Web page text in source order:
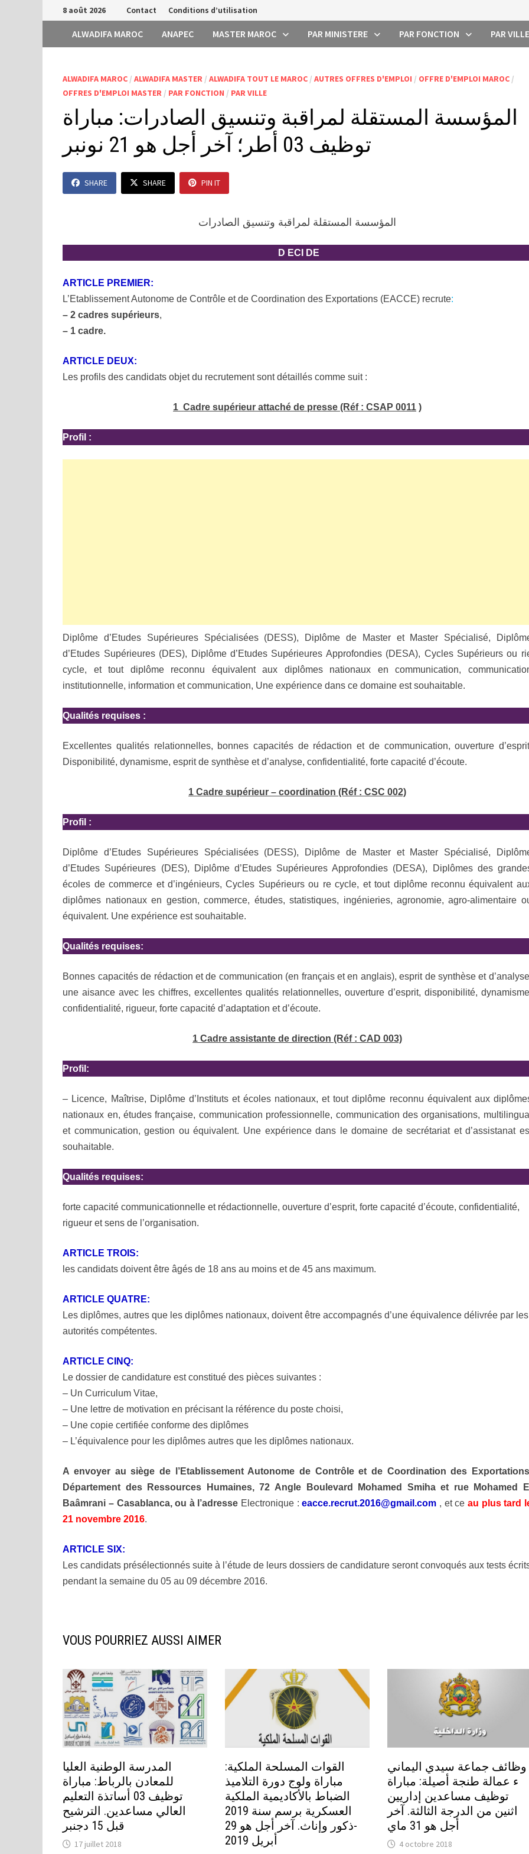
Passer
au
contenu
8 août 2026 Contact Conditions d’utilisation
ALWADIFA MAROC ANAPEC MASTER MAROC PAR MINISTERE PAR FONCTION PAR VILLE
ALWADIFA MAROC /ALWADIFA MASTER /ALWADIFA TOUT LE MAROC /AUTRES OFFRES D'EMPLOI / OFFRE D'EMPLOI MAROC /
OFFRES D'EMPLOI MASTER / PAR FONCTION / PAR VILLE
المؤسسة المستقلة لمراقبة وتنسيق الصادرات: مباراة
توظيف 03 أطر؛ آخر أجل هو 21 نونبر
SHARE SHARE PIN IT
المؤسسة المستقلة لمراقبة وتنسيق الصادرات
D ECI DE
ARTICLE PREMIER:
L’Etablissement Autonome de Contrôle et de Coordination des Exportations (EACCE) recrute:
– 2 cadres supérieurs,
– 1 cadre.
ARTICLE DEUX:
Les profils des candidats objet du recrutement sont détaillés comme suit:
1 Cadre supérieur attaché de presse (Réf : CSAP 0011 )
Profil :
Diplôme d’Etudes Supérieures Spécialisées (DESS), Diplôme de Master et Master Spécialisé,
d’Etudes Supérieures (DES), Diplôme d’Etudes Supérieures Approfondies (DESA), Cycles Supérieurs ou
cycle, et tout diplôme reconnu équivalent aux diplômes nationaux en communication,
institutionnelle, information et communication, Une expérience dans ce domaine est souhaitable.
Qualités requises :
Excellentes qualités relationnelles, bonnes capacités de rédaction et de communication, ouverture
Disponibilité, dynamisme, esprit de synthèse et d’analyse, confidentialité, forte capacité d’écoute.
1 Cadre supérieur – coordination (Réf : CSC 002)
Profil :
Diplôme d’Etudes Supérieures Spécialisées (DESS), Diplôme de Master et Master Spécialisé,
d’Etudes Supérieures (DES), Diplôme d’Etudes Supérieures Approfondies (DESA), Diplômes des
écoles de commerce et d’ingénieurs, Cycles Supérieurs ou re cycle, et tout diplôme reconnu équivalent
diplômes nationaux en gestion, commerce, études, statistiques, ingénieries, agronomie, agro-alimentaire
équivalent. Une expérience est souhaitable.
Qualités requises:
Bonnes capacités de rédaction et de communication (en français et en anglais), esprit de synthèse et
une aisance avec les chiffres, excellentes qualités relationnelles, ouverture d’esprit, disponibilité,
confidentialité, rigueur, forte capacité d’adaptation et d’écoute.
1 Cadre assistante de direction (Réf : CAD 003)
Profil:
– Licence, Maîtrise, Diplôme d’Instituts et écoles nationaux, et tout diplôme reconnu équivalent aux
nationaux en, études française, communication professionnelle, communication des organisations, multilingual
et communication, gestion ou équivalent. Une expérience dans le domaine de secrétariat et d’assistanat
souhaitable.
Qualités requises:
forte capacité communicationnelle et rédactionnelle, ouverture d’esprit, forte capacité d’écoute, confidentialité,
rigueur et sens de l’organisation.
ARTICLE TROIS:
les candidats doivent être âgés de 18 ans au moins et de 45 ans maximum.
ARTICLE QUATRE:
Les diplômes, autres que les diplômes nationaux, doivent être accompagnés d’une équivalence délivrée par les
autorités compétentes.
ARTICLE CINQ:
Le dossier de candidature est constitué des pièces suivantes :
– Un Curriculum Vitae,
– Une lettre de motivation en précisant la référence du poste choisi,
– Une copie certifiée conforme des diplômes
– L’équivalence pour les diplômes autres que les diplômes nationaux.
A envoyer au siège de l’Etablissement Autonome de Contrôle et de Coordination des
Département des Ressources Humaines, 72 Angle Boulevard Mohamed Smiha et rue Mohamed El
Baâmrani – Casablanca, ou à l’adresse Electronique :eacce.recrut.2016@gmail.com , et ce au plus tard
21 novembre 2016.
ARTICLE SIX:
Les candidats présélectionnés suite à l’étude de leurs dossiers de candidature seront convoqués aux tests
pendant la semaine du 05 au 09 décembre 2016.
VOUS POURRIEZ AUSSI AIMER
المدرسة الوطنية العليا
للمعادن بالرباط: مباراة
توظيف 03 أساتذة التعليم
العالي مساعدين. الترشيح
قبل 15 دجنبر
17 juillet 2018
القوات المسلحة الملكية:
مباراة ولوج دورة التلاميذ
الضباط بالأكاديمية الملكية
العسكرية برسم سنة 2019
-ذكور وإناث. آخر أجل هو 29
أبريل 2019
وظائف جماعة سيدي اليماني
ء عمالة طنجة أصيلة: مباراة
توظيف مساعدين إداريين
اثنين من الدرجة الثالثة. آخر
أجل هو 31 ماي
4 octobre 2018